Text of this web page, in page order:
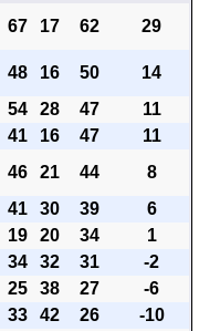
67 17 62 29
48 16 50
14
54 28 47
11
41 16 47
11
46 21 44
8
41 30 39
6
19 20 34
1
34 32 31
-2
25 38 27
-6
33 42 26
-10